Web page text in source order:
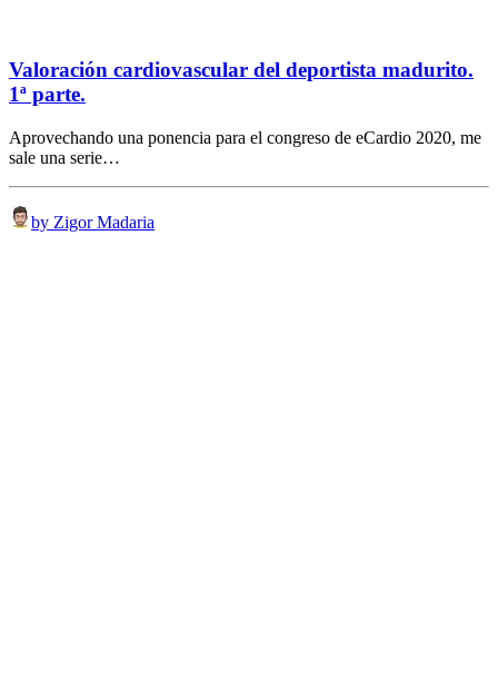
Valoración cardiovascular del deportista madurito.
1ª parte.
Aprovechando una ponencia para el congreso de eCardio 2020, me
sale una serie…
by Zigor Madaria